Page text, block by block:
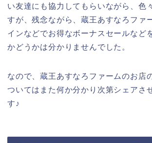
い友達にも協力してもらいながら、色
すが、残念ながら、蔵王あすなろファ
インなどでお得なボーナスセールなど
かどうかは分かりませんでした。
なので、蔵王あすなろファームのお店
ついてはまた何か分かり次第シェアさ
す♪